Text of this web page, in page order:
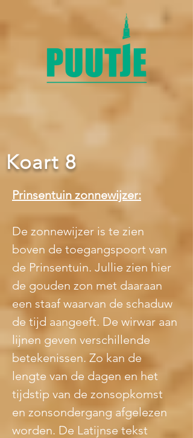
Koart 8
Prinsentuin zonnewijzer:
De zonnewijzer is te zien
boven de toegangspoort van
de Prinsentuin. Jullie zien hier
de gouden zon met daaraan
een staaf waarvan de schaduw
de tijd aangeeft. De wirwar aan
lijnen geven verschillende
betekenissen. Zo kan de
lengte van de dagen en het
tijdstip van de zonsopkomst
en zonsondergang afgelezen
worden. De Latijnse tekst